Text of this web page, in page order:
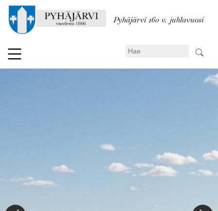
pääsisältöön
Pyhäjärvi 160 v. juhlavuosi
Search